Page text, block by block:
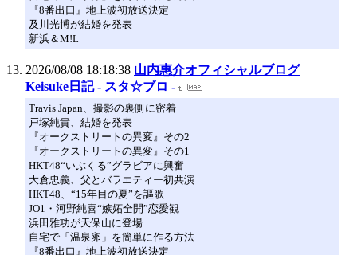
『8番出口』地上波初放送決定
及川光博が結婚を発表
新浜＆M!L
2026/08/08 18:18:38 山内惠介オフィシャルブログ
Keisuke日記 - スタ☆ブロ -
Travis Japan、撮影の裏側に密着
戸塚純貴、結婚を発表
『オークストリートの異変』その2
『オークストリートの異変』その1
HKT48“いぶくる”グラビアに興奮
大倉忠義、父とバラエティー初共演
HKT48、“15年目の夏”を謳歌
JO1・河野純喜“嫉妬全開”恋愛観
浜田雅功が天保山に登場
自宅で「温泉卵」を簡単に作る方法
『8番出口』地上波初放送決定